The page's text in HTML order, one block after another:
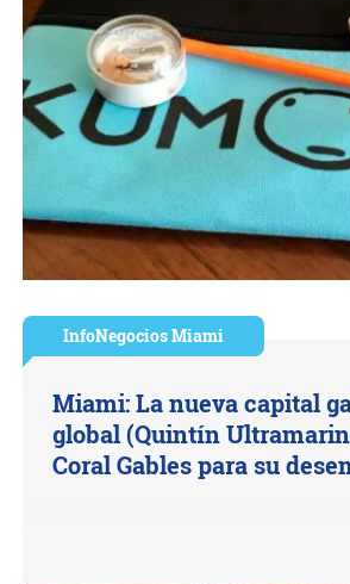
InfoNegocios Miami
Miami: La nueva capital
global (Quintín
Coral Gables para su